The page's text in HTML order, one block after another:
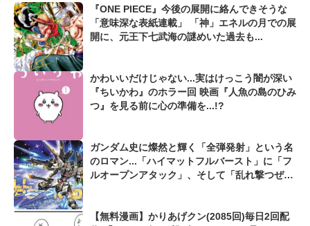
『ONE PIECE』今後の展開に絡んできそうな
「意味深な表紙連載」 「神」エネルの月での展
開に、元王下七武海の謎めいた過去も...
かわいいだけじゃない...実はけっこう闇が深い
『ちいかわ』のホラー回 映画『人魚の島のひみ
つ』を見る前に心の準備を...!?
ガンダム史に燦然と輝く「全弾発射」という名
のロマン...「ハイマットフルバースト」に「フ
ルオープンアタック」、そして「乱れ撃つぜ」
【無料漫画】かりあげクン(2085回)毎日2回配